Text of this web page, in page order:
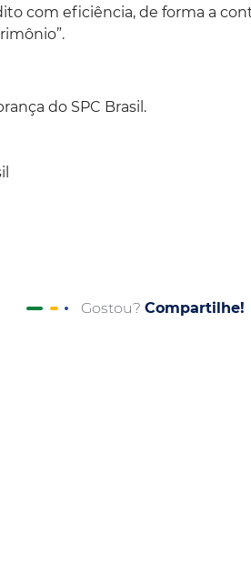
com eficiência, de forma a
do SPC Brasil.
Gostou? Compartilhe!